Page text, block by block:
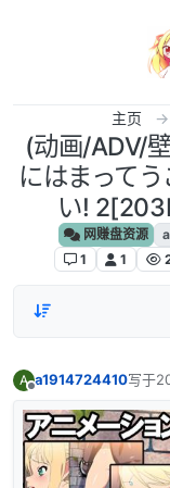
主页
(动画/ADV/
にはまって
い!
网赚盘资源
1
1
A a1914724410写于
最后